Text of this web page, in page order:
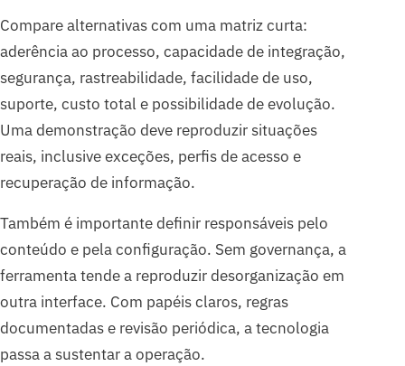
Compare alternativas com uma matriz curta:
aderência ao processo, capacidade de integração,
segurança, rastreabilidade, facilidade de uso,
suporte, custo total e possibilidade de evolução.
Uma demonstração deve reproduzir situações
reais, inclusive exceções, perfis de acesso e
recuperação de informação.
Também é importante definir responsáveis pelo
conteúdo e pela configuração. Sem governança, a
ferramenta tende a reproduzir desorganização em
outra interface. Com papéis claros, regras
documentadas e revisão periódica, a tecnologia
passa a sustentar a operação.